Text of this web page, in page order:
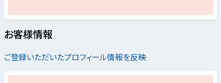
お客様情報
ご登録いただいたプロフィール情報を反映